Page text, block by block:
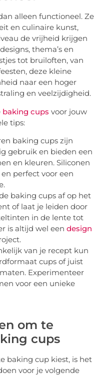
alleen functioneel. Ze
en culinaire kunst,
de vrijheid krijgen
thema’s en
tot bruiloften, van
deze kleine
naar een hoger
en veelzijdigheid.
baking cups voor jouw
tips:
baking cups zijn
gebruik en bieden een
en kleuren. Siliconen
perfect voor een
baking cups af op het
of laat je leiden door
in de lente tot
is altijd wel een design
van je recept kun
cups of juist
Experimenteer
voor een unieke
om te
cups
baking cup kiest, is het
voor je volgende